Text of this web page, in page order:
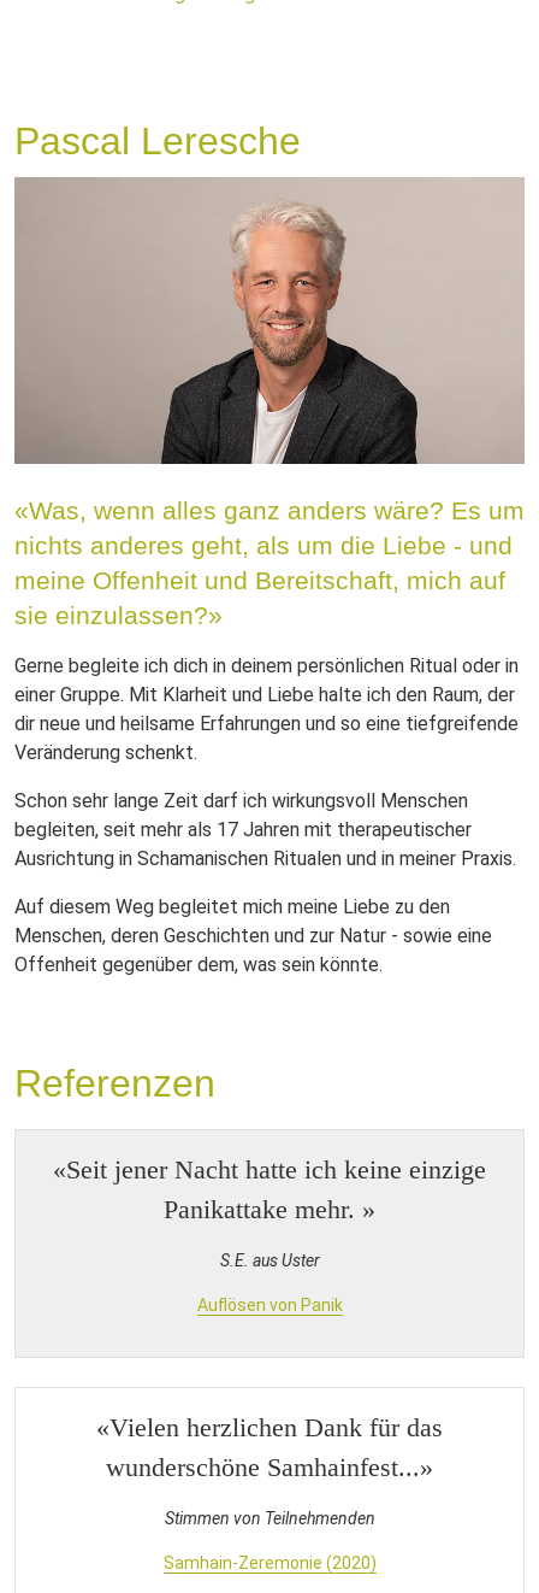
Pascal Leresche
«Was, wenn alles ganz anders wäre? Es um
nichts anderes geht, als um die Liebe - und
meine Offenheit und Bereitschaft, mich auf
sie einzulassen?»
Gerne begleite ich dich in deinem persönlichen Ritual oder in
einer Gruppe. Mit Klarheit und Liebe halte ich den Raum, der
dir neue und heilsame Erfahrungen und so eine tiefgreifende
Veränderung schenkt.
Schon sehr lange Zeit darf ich wirkungsvoll Menschen
begleiten, seit mehr als 17 Jahren mit therapeutischer
Ausrichtung in Schamanischen Ritualen und in meiner Praxis.
Auf diesem Weg begleitet mich meine Liebe zu den
Menschen, deren Geschichten und zur Natur - sowie eine
Offenheit gegenüber dem, was sein könnte.
Referenzen
«Seit jener Nacht hatte ich keine einzige
Panikattake mehr. »
S.E. aus Uster
Auflösen von Panik
«Vielen herzlichen Dank für das
wunderschöne Samhainfest...»
Stimmen von Teilnehmenden
Samhain-Zeremonie (2020)